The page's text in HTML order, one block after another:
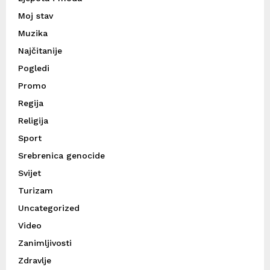
Moj stav
Muzika
Najčitanije
Pogledi
Promo
Regija
Religija
Sport
Srebrenica genocide
Svijet
Turizam
Uncategorized
Video
Zanimljivosti
Zdravlje